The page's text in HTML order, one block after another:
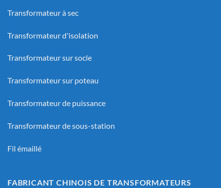
Transformateur à sec
Transformateur d'isolation
Transformateur sur socle
Transformateur sur poteau
Transformateur de puissance
Transformateur de sous-station
Fil émaillé
FABRICANT CHINOIS DE TRANSFORMATEURS